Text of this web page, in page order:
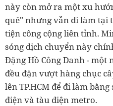
này còn mở ra một xu
quê" nhưng vẫn đi làm tại
tiện công cộng liên tỉnh.
sóng dịch chuyển này
Đặng Hồ Công Danh -
đều đặn vượt hàng chục
lên TP.HCM để đi làm
điện và tàu điện metro.